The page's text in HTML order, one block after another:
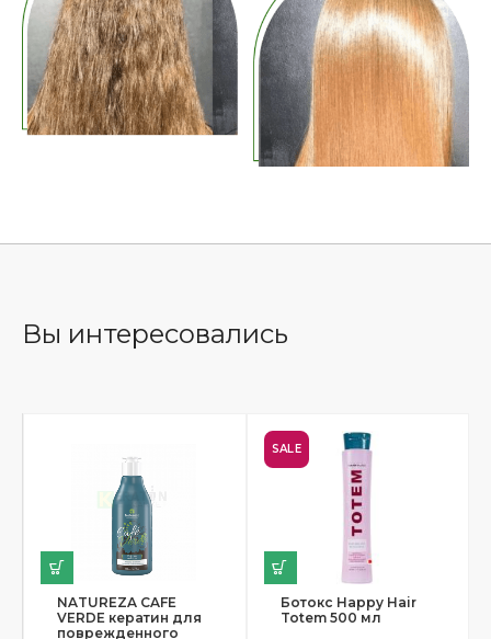
Вы интересовались
NATUREZA CAFE
VERDE кератин для
поврежденного
SALE
Ботокс Happy Hair
Totem 500 мл